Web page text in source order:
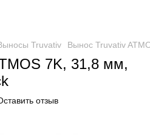
Truvativ Вынос Truvativ
7K, 31,8 мм,
отзыв